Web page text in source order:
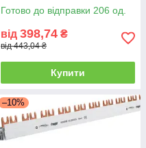
Готово до відправки 206 од.
від 398,74 ₴
від 443,04 ₴
Купити
–10%